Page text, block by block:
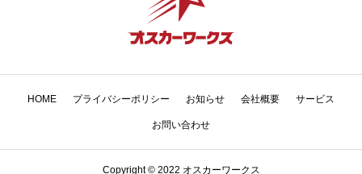
HOME プライバシーポリシー お知らせ 会社概要 サービス
お問い合わせ
Copyright © 2022 オスカーワークス